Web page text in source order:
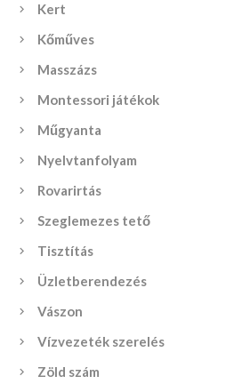
Kert
Kőműves
Masszázs
Montessori játékok
Műgyanta
Nyelvtanfolyam
Rovarirtás
Szeglemezes tető
Tisztítás
Üzletberendezés
Vászon
Vízvezeték szerelés
Zöld szám